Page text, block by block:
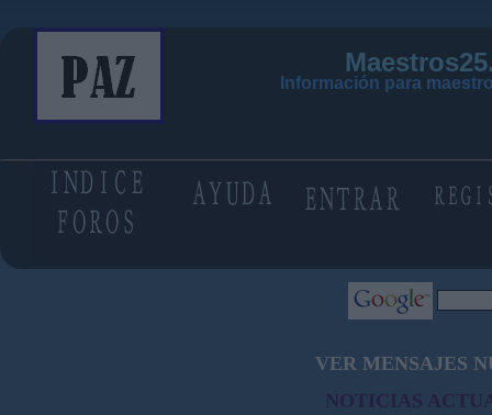
Información para
VER MENSAJES
NOTICIAS